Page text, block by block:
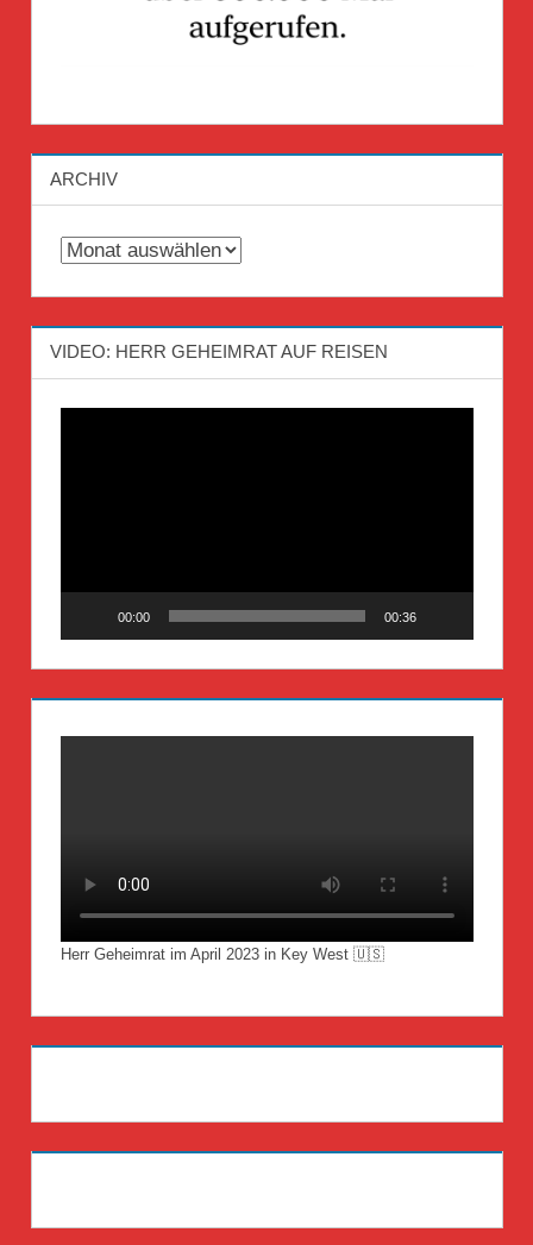
ARCHIV
Archiv
VIDEO: HERR GEHEIMRAT AUF REISEN
00:00 00:36
Herr Geheimrat im April 2023 in Key West 🇺🇸